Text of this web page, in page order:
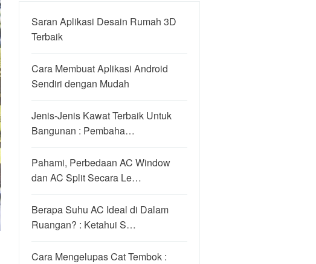
Saran Aplikasi Desain Rumah 3D
Terbaik
Cara Membuat Aplikasi Android
Sendiri dengan Mudah
Jenis-Jenis Kawat Terbaik Untuk
Bangunan : Pembaha…
Pahami, Perbedaan AC Window
dan AC Split Secara Le…
Berapa Suhu AC Ideal di Dalam
Ruangan? : Ketahui S…
Cara Mengelupas Cat Tembok :